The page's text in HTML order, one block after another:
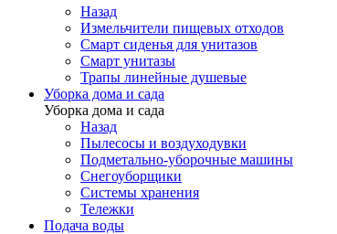
Назад
Измельчители пищевых отходов
Смарт сиденья для унитазов
Смарт унитазы
Трапы линейные душевые
Уборка дома и сада
Уборка дома и сада
Назад
Пылесосы и воздуходувки
Подметально-уборочные машины
Снегоуборщики
Системы хранения
Тележки
Подача воды